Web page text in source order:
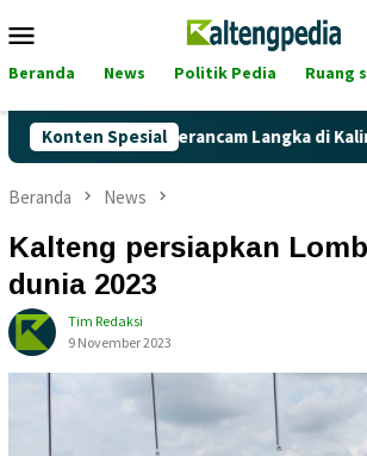
ke
Mobile
Beranda News Politik Pedia Ruang
Konten Spesial
Terancam Langka di Kalimantan
Beranda News
Kalteng persiapkan
dunia 2023
Tim Redaksi
9 November 2023